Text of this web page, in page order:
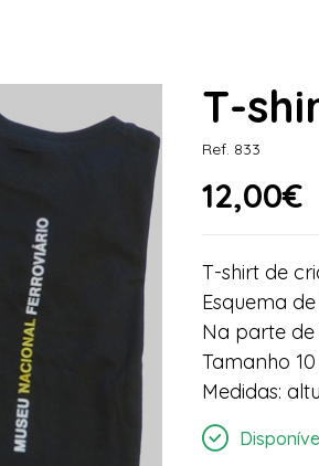
T-
Ref. 833
12,00€
T-shirt de
Esquema
Na parte de
Tamanho
Medidas: